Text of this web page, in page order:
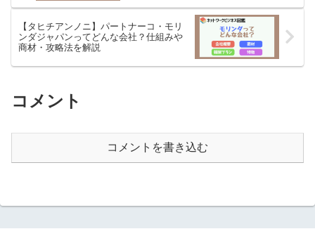
【タヒチアンノニ】パートナーコ・モリ
ンダジャパンってどんな会社？仕組みや
商材・攻略法を解説
コメント
コメントを書き込む